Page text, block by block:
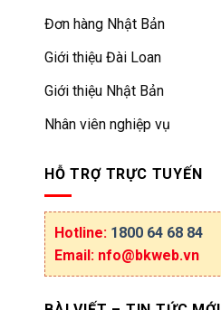
Đơn hàng Nhật Bản
Giới thiệu Đài Loan
Giới thiệu Nhật Bản
Nhân viên nghiệp vụ
HỖ TRỢ TRỰC TUYẾN
Hotline: 1800 64 68 84
Email: nfo@bkweb.vn